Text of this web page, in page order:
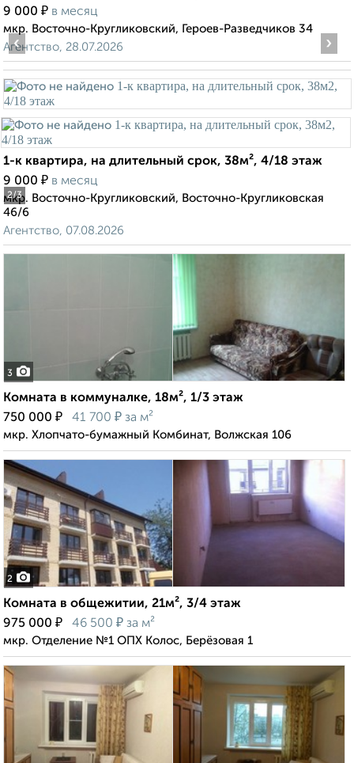
9 000 ₽ в месяц
мкр. Восточно-Кругликовский, Героев-Разведчиков 34
Агентство, 28.07.2026
2/3
‹ ›
1-к квартира, на длительный срок, 38м², 4/18 этаж
9 000 ₽ в месяц
мкр. Восточно-Кругликовский, Восточно-Кругликовская
46/6
Агентство, 07.08.2026
3
Комната в коммуналке, 18м², 1/3 этаж
750 000 ₽ 41 700 ₽ за м²
мкр. Хлопчато-бумажный Комбинат, Волжская 106
2
Комната в общежитии, 21м², 3/4 этаж
975 000 ₽ 46 500 ₽ за м²
мкр. Отделение №1 ОПХ Колос, Берёзовая 1